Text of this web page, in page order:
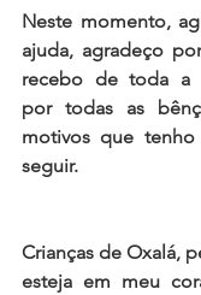
Neste momento,
ajuda, agradeço
recebo de toda a
por todas as
motivos que
seguir.
Crianças de Oxalá,
esteja em meu